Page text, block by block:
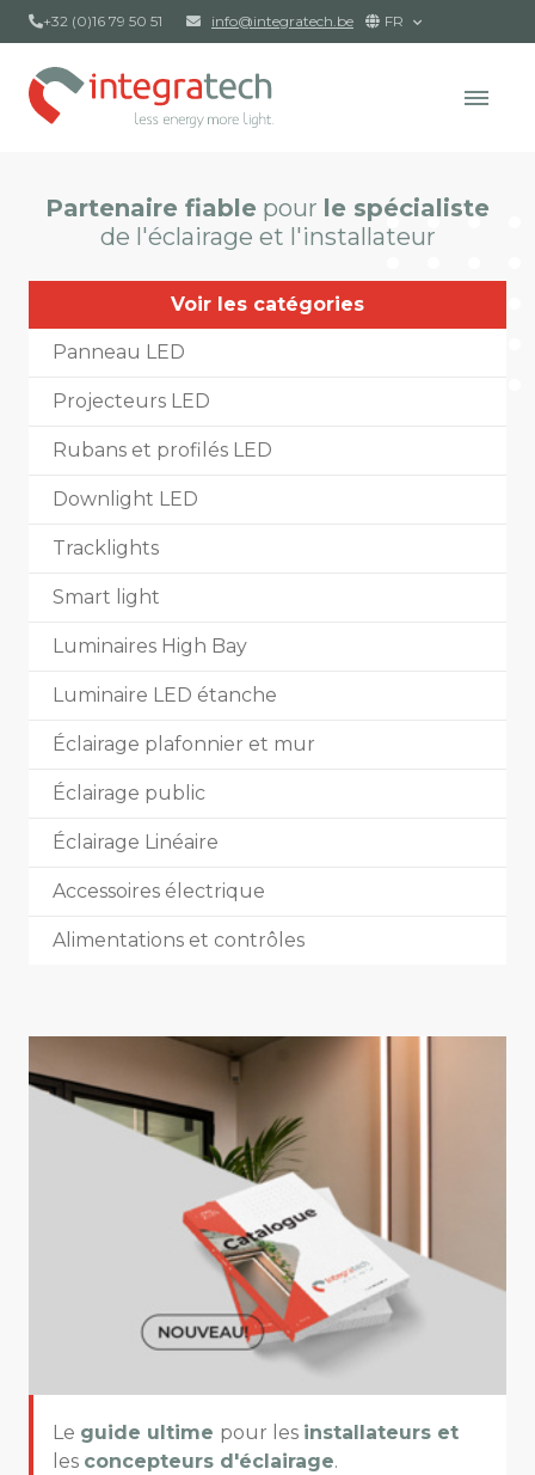
+32 (0)16 79 50 51 info@integratech.be FR
Partenaire fiable pour le spécialiste
de l'éclairage et l'installateur
Voir les catégories
Panneau LED
Projecteurs LED
Rubans et profilés LED
Downlight LED
Tracklights
Smart light
Luminaires High Bay
Luminaire LED étanche
Éclairage plafonnier et mur
Éclairage public
Éclairage Linéaire
Accessoires électrique
Alimentations et contrôles
Le guide ultime pour les installateurs et
les concepteurs d'éclairage.